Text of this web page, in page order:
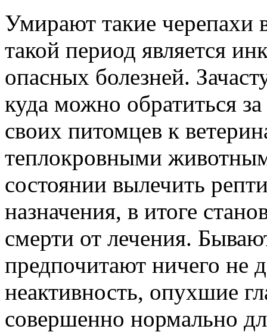
Умирают такие черепахи
такой период является
опасных болезней.
куда можно обратиться
своих питомцев к
теплокровными
состоянии вылечить
назначения, в итоге
смерти от лечения.
предпочитают ничего не
неактивность, опухшие
совершенно нормально